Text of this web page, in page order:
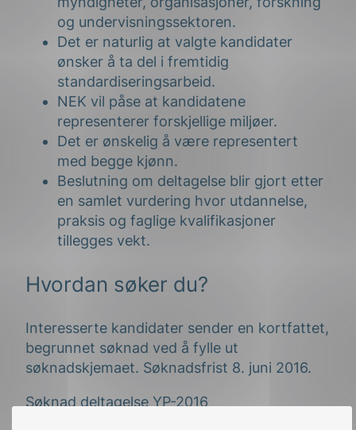
og undervisningssektoren.
Det er naturlig at valgte kandidater
ønsker å ta del i fremtidig
standardiseringsarbeid.
NEK vil påse at kandidatene
representerer forskjellige miljøer.
Det er ønskelig å være representert
med begge kjønn.
Beslutning om deltagelse blir gjort etter
en samlet vurdering hvor utdannelse,
praksis og faglige kvalifikasjoner
tillegges vekt.
Hvordan søker du?
Interesserte kandidater sender en kortfattet,
begrunnet søknad ved å fylle ut
søknadskjemaet. Søknadsfrist 8. juni 2016.
Søknad deltagelse YP-2016